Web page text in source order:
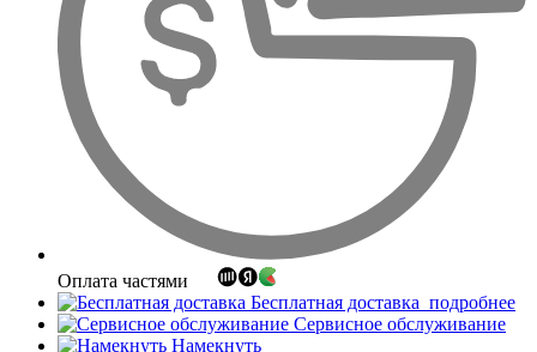
Оплата частями
Бесплатная доставка подробнее
Сервисное обслуживание
Намекнуть